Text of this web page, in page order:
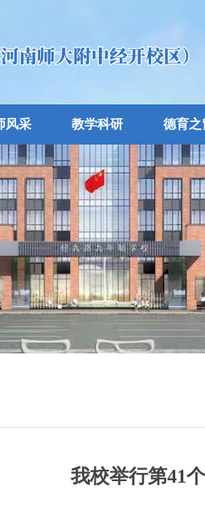
风采 教学科研 德育之
我校举行第41